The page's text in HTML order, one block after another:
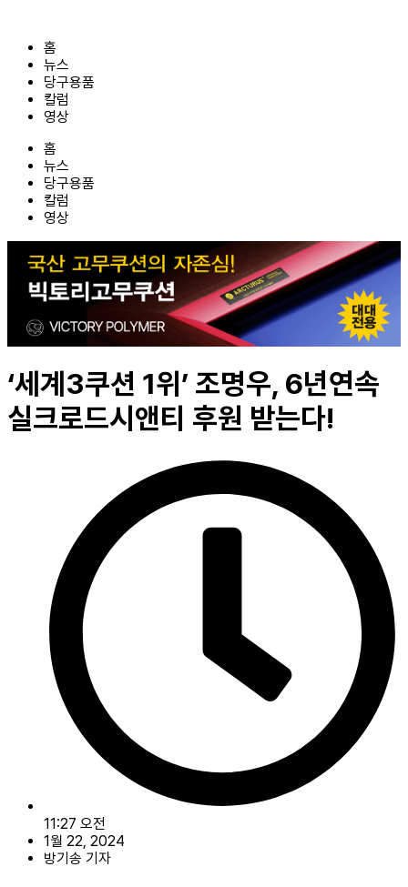
홈
뉴스
당구용품
칼럼
영상
홈
뉴스
당구용품
칼럼
영상
‘세계3쿠션 1위’ 조명우, 6년연속
실크로드시앤티 후원 받는다!
11:27 오전
1월 22, 2024
방기송 기자